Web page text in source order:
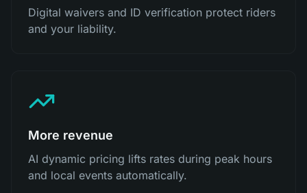
Digital waivers and ID verification protect riders
and your liability.
More revenue
AI dynamic pricing lifts rates during peak hours
and local events automatically.